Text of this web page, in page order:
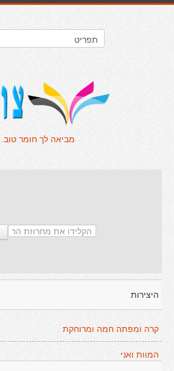
מביאה לך חומר טוב.
היצירות
קרה ומפתה חמה ומרוחקת
המוות ואני